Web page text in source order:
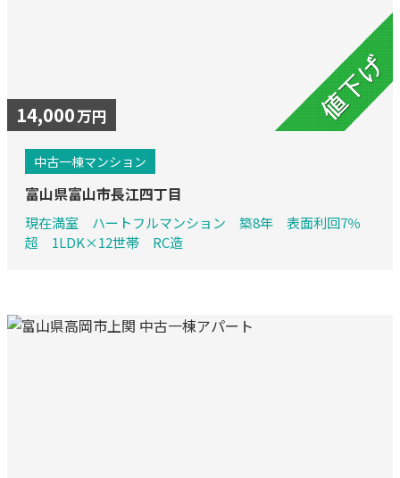
14,000万円
中古一棟マンション
富山県富山市長江四丁目
現在満室 ハートフルマンション 築8年 表面利回7％
超 1LDK×12世帯 RC造